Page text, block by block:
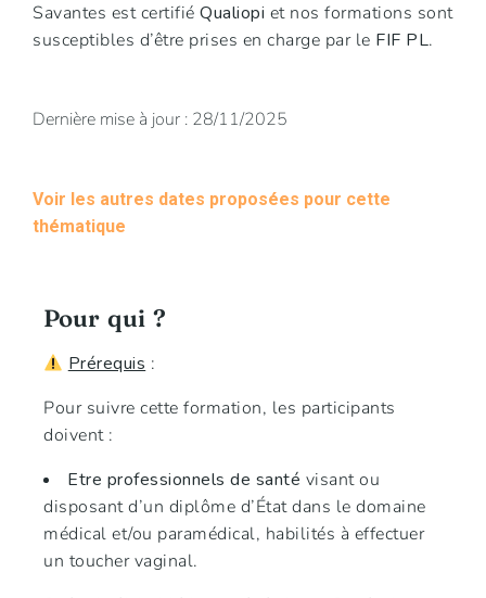
Savantes est certifié Qualiopi et nos formations sont
susceptibles d’être prises en charge par le FIF PL.
Dernière mise à jour : 28/11/2025
Voir les autres dates proposées pour cette
thématique
Pour qui ?
Prérequis :
Pour suivre cette formation, les participants
doivent :
Etre professionnels de santé visant ou
disposant d’un diplôme d’État dans le domaine
médical et/ou paramédical, habilités à effectuer
un toucher vaginal.